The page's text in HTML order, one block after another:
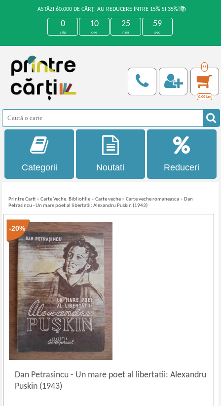
ASTĂZI 60.000 DE CĂRȚI AU REDUCERE ÎNTRE 15% ȘI 35%!📚
0
zile
10
ore
25
min
59
sec
0
0,00 Lei
Categorii Noutati Reduceri
Printre Carti »Carte Veche. Bibliofilie »Carte veche »Carte veche romaneasca » Dan
Petrasincu - Un mare poet al libertatii: Alexandru Puskin (1943)
-20%
Dan Petrasincu- Un mare poet al libertatii: Alexandru
Puskin (1943)